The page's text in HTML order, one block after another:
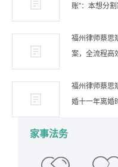
账”：本想分
福州律师蔡思
案，全流程高
福州律师蔡思
婚十一年离婚
家事法务